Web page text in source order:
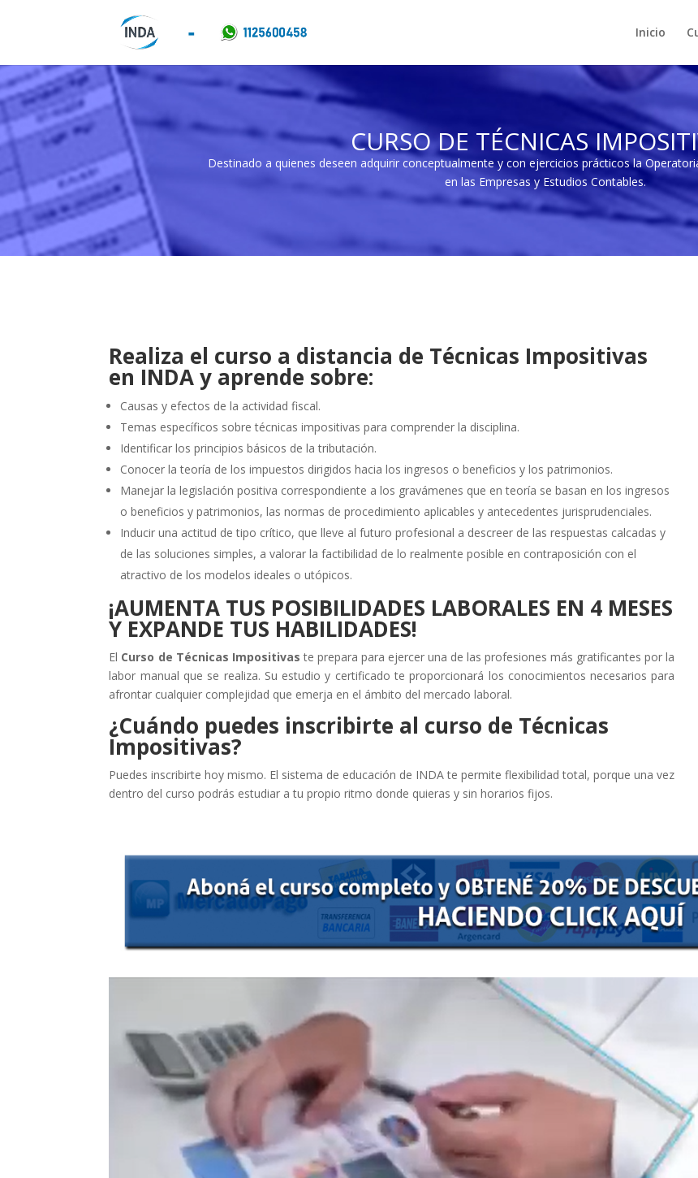
Inicio
CURSO DE TÉCNICAS
Destinado a quienes deseen adquirir conceptualmente y con ejercicios prácticos la
en las Empresas y Estudios Contables.
Realiza el curso a distancia de Técnicas Impositivas
en INDA y aprende sobre:
Causas y efectos de la actividad fiscal.
Temas específicos sobre técnicas impositivas para comprender la disciplina.
Identificar los principios básicos de la tributación.
Conocer la teoría de los impuestos dirigidos hacia los ingresos o beneficios y los patrimonios.
Manejar la legislación positiva correspondiente a los gravámenes que en teoría se basan en los ingresos
o beneficios y patrimonios, las normas de procedimiento aplicables y antecedentes jurisprudenciales.
Inducir una actitud de tipo crítico, que lleve al futuro profesional a descreer de las respuestas calcadas y
de las soluciones simples, a valorar la factibilidad de lo realmente posible en contraposición con el
atractivo de los modelos ideales o utópicos.
¡AUMENTA TUS POSIBILIDADES LABORALES EN 4 MESES
Y EXPANDE TUS HABILIDADES!
El Curso de Técnicas Impositivas te prepara para ejercer una de las profesiones más gratificantes por la
labor manual que se realiza. Su estudio y certificado te proporcionará los conocimientos necesarios para
afrontar cualquier complejidad que emerja en el ámbito del mercado laboral.
¿Cuándo puedes inscribirte al curso de Técnicas
Impositivas?
Puedes inscribirte hoy mismo. El sistema de educación de INDA te permite flexibilidad total, porque una vez
dentro del curso podrás estudiar a tu propio ritmo donde quieras y sin horarios fijos.